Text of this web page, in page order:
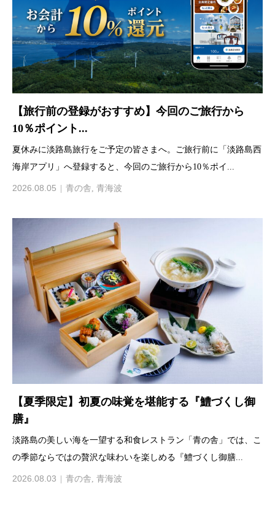
【旅行前の登録がおすすめ】今回のご旅行から
10％ポイント...
夏休みに淡路島旅行をご予定の皆さまへ。ご旅行前に「淡路島西
海岸アプリ」へ登録すると、今回のご旅行から10％ポイ...
2026.08.05 青の舎, 青海波
【夏季限定】初夏の味覚を堪能する『鱧づくし御
膳』
淡路島の美しい海を一望する和食レストラン「青の舎」では、こ
の季節ならではの贅沢な味わいを楽しめる『鱧づくし御膳...
2026.08.03 青の舎, 青海波